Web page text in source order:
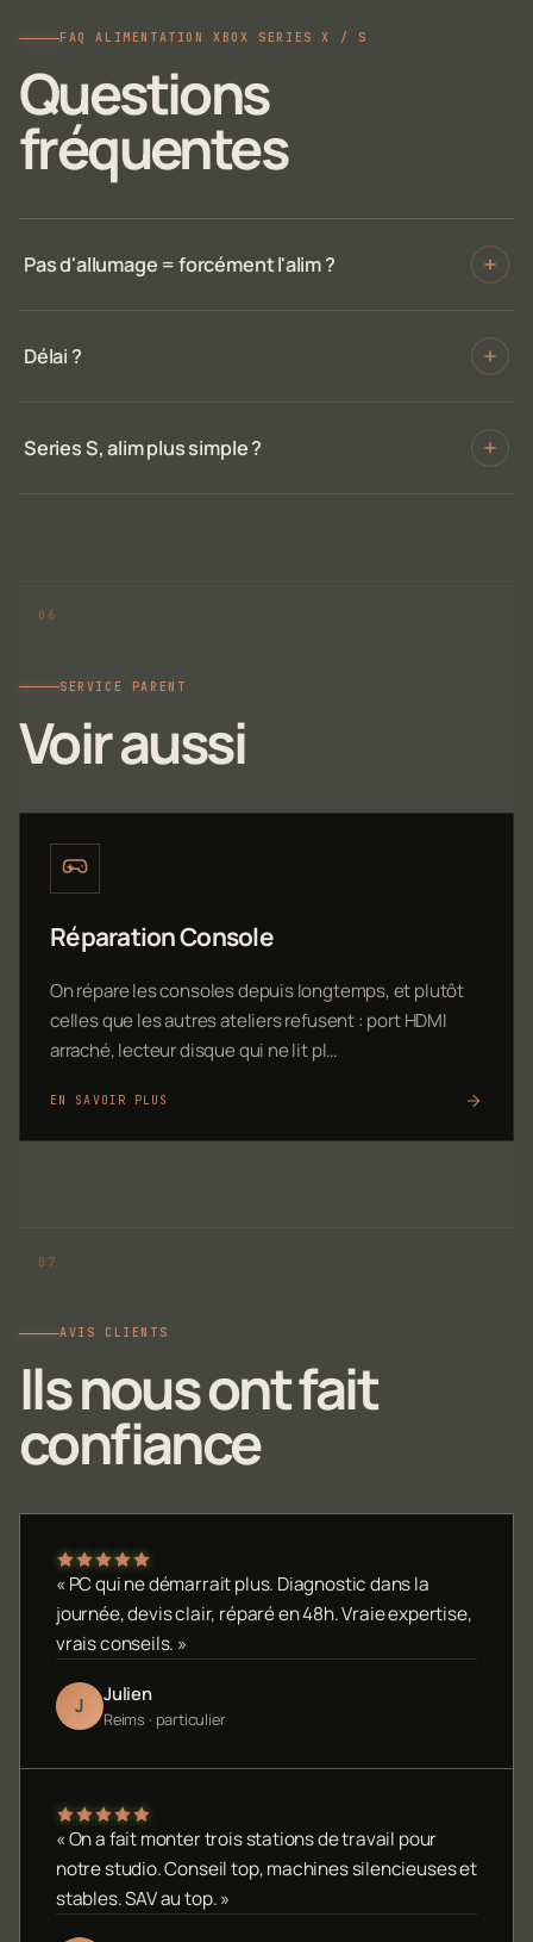
FAQ ALIMENTATION XBOX SERIES X / S
Questions
fréquentes
Pas d'allumage = forcément l'alim ?
Délai ?
Series S, alim plus simple ?
SERVICE PARENT
Voir aussi
Réparation Console
On répare les consoles depuis longtemps, et plutôt
celles que les autres ateliers refusent : port HDMI
arraché, lecteur disque qui ne lit pl…
EN SAVOIR PLUS
AVIS CLIENTS
Ils nous ont fait
confiance
« PC qui ne démarrait plus. Diagnostic dans la
journée, devis clair, réparé en 48h. Vraie expertise,
vrais conseils. »
J Julien
Reims · particulier
« On a fait monter trois stations de travail pour
notre studio. Conseil top, machines silencieuses et
stables. SAV au top. »